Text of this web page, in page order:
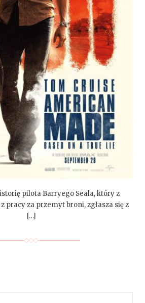
pilota Barryego Seala, który z
pracy za przemyt broni, zgłasza się z
[…]